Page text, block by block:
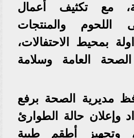
مع تكثيف أعمال
اللحوم والمنتجات
بمحيط الاحتفالات،
العامة وسلامة
مديرية الصحة برفع
وإعلان حالة الطوارئ
وتجهيز أطقم طبية